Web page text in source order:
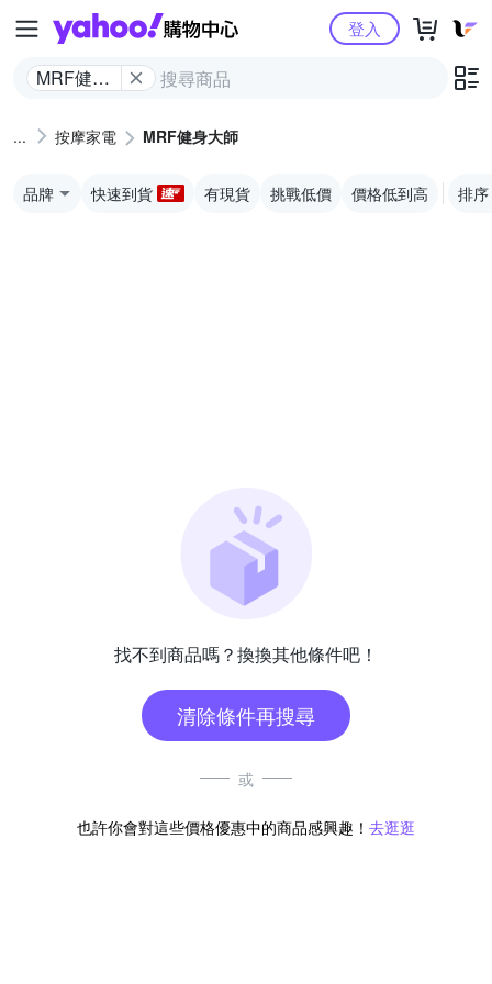
Yahoo購物中心
MRF健身
登入
按摩家電 MRF健身大師
品牌 快速到貨 有現貨 挑戰低價 價格低到高 排序
找不到商品嗎？換換其他條件吧！
清除條件再搜尋
或
也許你會對這些價格優惠中的商品感興趣！ 去逛逛